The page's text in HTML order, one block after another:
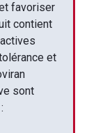
favoriser
contient
et
sont